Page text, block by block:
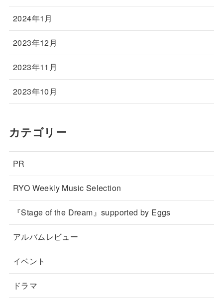
2024年1月
2023年12月
2023年11月
2023年10月
カテゴリー
PR
RYO Weekly Music Selection
『Stage of the Dream』supported by Eggs
アルバムレビュー
イベント
ドラマ